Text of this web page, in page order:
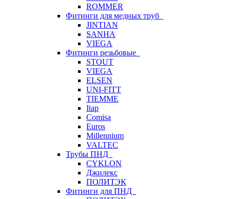
ROMMER
Фитинги для медных труб
JINTIAN
SANHA
VIEGA
Фитинги резьбовые
STOUT
VIEGA
ELSEN
UNI-FITT
TIEMME
Itap
Comisa
Euros
Millennium
VALTEC
Трубы ПНД
CYKLON
Джилекс
ПОЛИТЭК
Фитинги для ПНД